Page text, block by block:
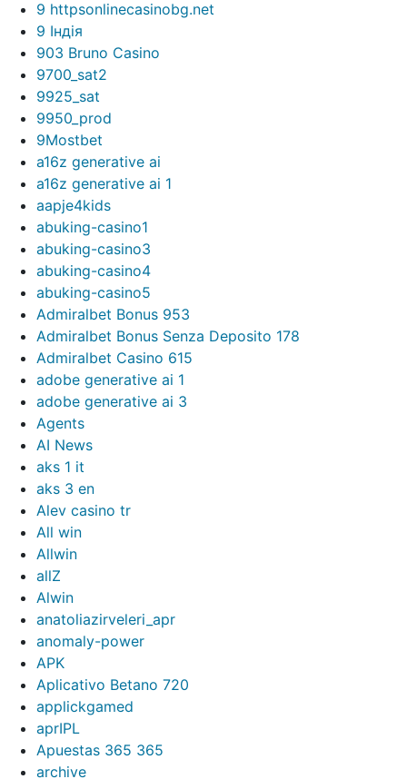
9 httpsonlinecasinobg.net
9 Індія
903 Bruno Casino
9700_sat2
9925_sat
9950_prod
9Mostbet
a16z generative ai
a16z generative ai 1
aapje4kids
abuking-casino1
abuking-casino3
abuking-casino4
abuking-casino5
Admiralbet Bonus 953
Admiralbet Bonus Senza Deposito 178
Admiralbet Casino 615
adobe generative ai 1
adobe generative ai 3
Agents
AI News
aks 1 it
aks 3 en
Alev casino tr
All win
Allwin
allZ
Alwin
anatoliazirveleri_apr
anomaly-power
APK
Aplicativo Betano 720
applickgamed
aprIPL
Apuestas 365 365
archive